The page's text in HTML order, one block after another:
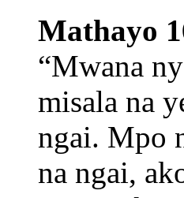
Mathayo
“Mwana
misala na
ngai. Mpo
na ngai,